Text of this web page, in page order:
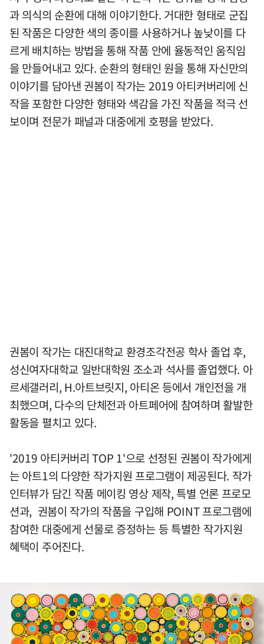
과 의식의 순환에 대해 이야기한다. 거대한 형태로 군집
된 작품은 다양한 색의 종이를 사용하거나 높낮이를 다
르게 배치하는 방법을 통해 작품 안에 율동적인 움직임
을 만들어내고 있다. 순환의 형태인 원을 통해 자신만의
이야기를 담아낸 권봄이 작가는 2019 아티커버리에 신
작을 포함한 다양한 형태와 색감을 가진 작품을 적극 선
보이며 전문가 패널과 대중에게 호평을 받았다.
권봄이 작가는 대진대학교 환경조각전공 학사 졸업 후,
성신여자대학교 일반대학원 조소과 석사를 졸업했다. 아
르세갤러리, H.아트브릿지, 아티온 등에서 개인전을 개
최했으며, 다수의 단체전과 아트페어에 참여하며 활발한
활동을 펼치고 있다.
'2019 아티커버리 TOP 1'으로 선정된 권봄이 작가에게
는 아트1의 다양한 작가지원 프로그램이 제공된다. 작가
인터뷰가 담긴 작품 메이킹 영상 제작, 특별 언론 프로모
션과, 권봄이 작가의 작품을 구입해 POINT 프로그램에
참여한 대중에게 선물로 증정하는 등 특별한 작가지원
혜택이 주어진다.